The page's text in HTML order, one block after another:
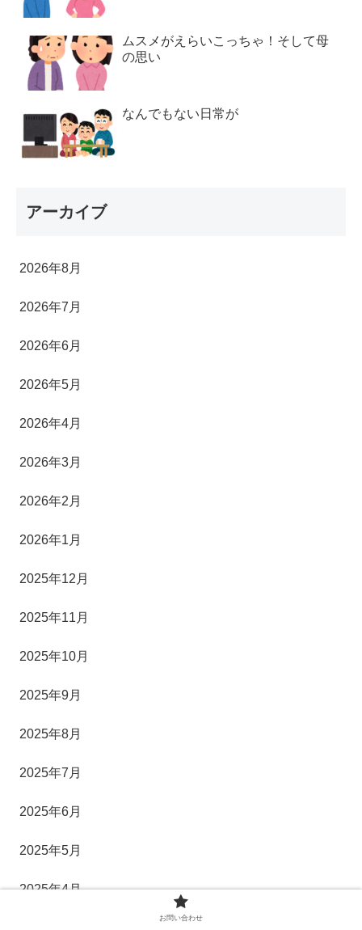
ムスメがえらいこっちゃ！そして母
の思い
なんでもない日常が
アーカイブ
2026年8月
2026年7月
2026年6月
2026年5月
2026年4月
2026年3月
2026年2月
2026年1月
2025年12月
2025年11月
2025年10月
2025年9月
2025年8月
2025年7月
2025年6月
2025年5月
2025年4月
お問い合わせ